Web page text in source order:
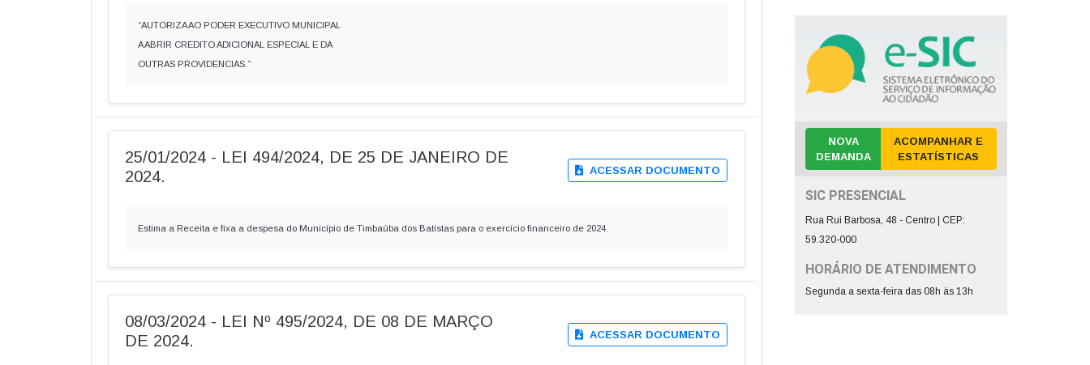
“AUTORIZA AO PODER EXECUTIVO MUNICIPAL
A ABRIR CREDITO ADICIONAL ESPECIAL E DA
OUTRAS PROVIDENCIAS.”
25/01/2024 - LEI 494/2024, DE 25 DE JANEIRO DE
2024.
ACESSAR DOCUMENTO
Estima a Receita e fixa a despesa do Município de Timbaúba dos Batistas para o exercício financeiro de 2024.
08/03/2024 - LEI Nº 495/2024, DE 08 DE MARÇO
DE 2024.
ACESSAR DOCUMENTO
NOVA
DEMANDA
ACOMPANHAR E
ESTATÍSTICAS
SIC PRESENCIAL
Rua Rui Barbosa, 48 - Centro | CEP:
59.320-000
HORÁRIO DE ATENDIMENTO
Segunda a sexta-feira das 08h às 13h